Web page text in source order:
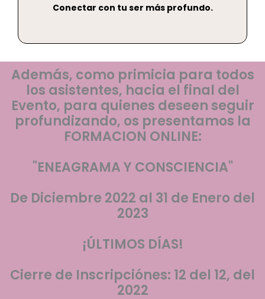
Conectar con tu ser más profundo.
Además, como primicia para todos
los asistentes, hacia el final del
Evento, para quienes deseen seguir
profundizando, os presentamos la
FORMACION ONLINE:
"ENEAGRAMA Y CONSCIENCIA"
De Diciembre 2022 al 31 de Enero del
2023
¡ÚLTIMOS DÍAS!
Cierre de Inscripciónes: 12 del 12, del
2022